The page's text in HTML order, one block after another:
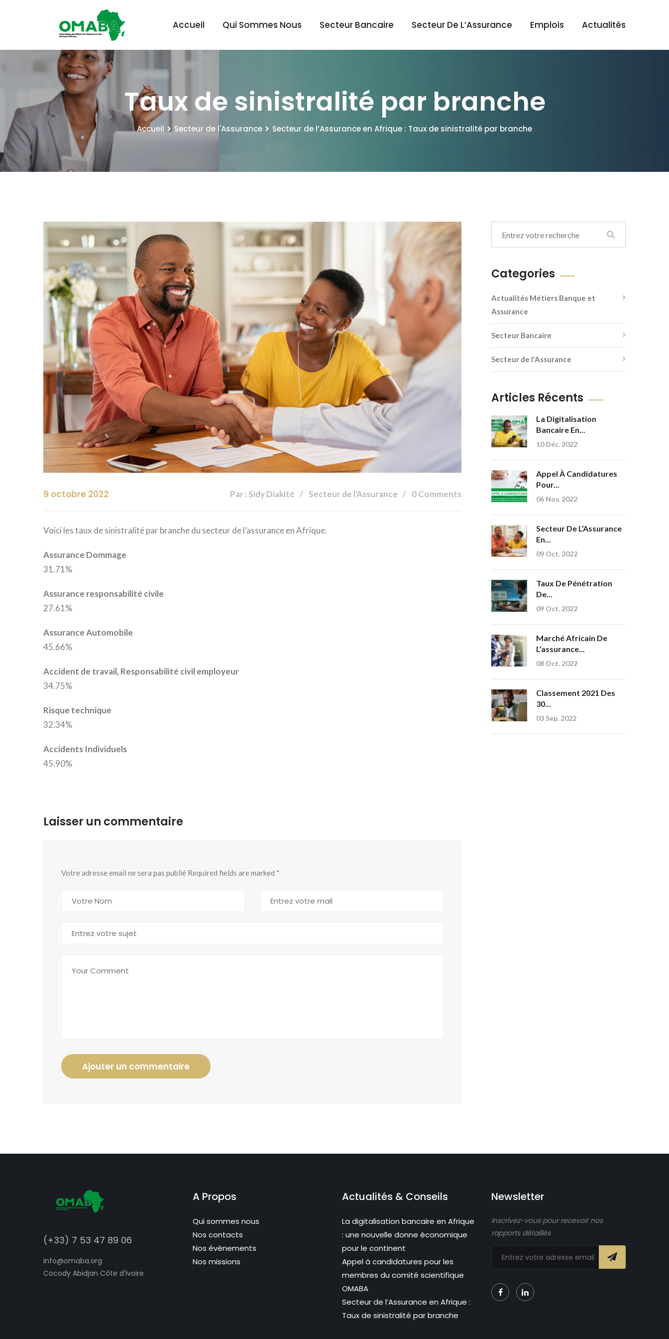
Accueil Qui Sommes Nous Secteur Bancaire Secteur De L’Assurance Emplois Actualités
Taux de sinistralité par branche
Accueil Secteur de l'Assurance Secteur de l’Assurance en Afrique : Taux de sinistralité par branche
9 octobre 2022 Par : Sidy Diakité Secteur de l'Assurance 0 Comments
Voici les taux de sinistralité par branche du secteur de l’assurance en Afrique.
Assurance Dommage
31.71%
Assurance responsabilité civile
27.61%
Assurance Automobile
45.66%
Accident de travail, Responsabilité civil employeur
34.75%
Risque technique
32.34%
Accidents Individuels
45.90%
Laisser un commentaire
Votre adresse email ne sera pas publié Required fields are marked *
Ajouter un commentaire
Categories
Actualités Métiers Banque et
Assurance
Secteur Bancaire
Secteur de l'Assurance
Articles Récents
La Digitalisation
Bancaire En...
10 Déc. 2022
Appel À Candidatures
Pour...
06 Nov. 2022
Secteur De L’Assurance
En...
09 Oct. 2022
Taux De Pénétration
De...
09 Oct. 2022
Marché Africain De
L’assurance...
08 Oct. 2022
Classement 2021 Des
30...
03 Sep. 2022
(+33) 7 53 47 89 06
info@omaba.org
Cocody Abidjan Côte d'Ivoire
A Propos
Qui sommes nous
Nos contacts
Nos évènements
Nos missions
Actualités & Conseils
La digitalisation bancaire en Afrique
: une nouvelle donne économique
pour le continent
Appel à candidatures pour les
membres du comité scientifique
OMABA
Secteur de l’Assurance en Afrique :
Taux de sinistralité par branche
Newsletter
Inscrivez-vous pour recevoir nos
rapports détaillés